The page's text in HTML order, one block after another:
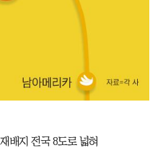
배지 전국 8도로 넓혀